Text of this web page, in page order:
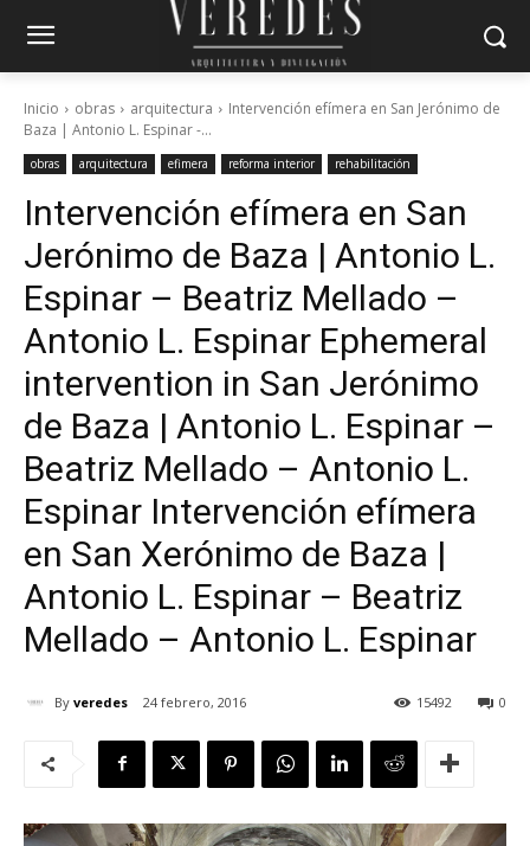
Inicio obras arquitectura
Intervención efímera en San Jerónimo de
Baza | Antonio L. Espinar -...
obras arquitectura efimera reforma interior rehabilitación
Intervención efímera en San
Jerónimo de Baza | Antonio L.
Espinar – Beatriz Mellado –
Antonio L. Espinar Ephemeral
intervention in San Jerónimo
de Baza | Antonio L. Espinar –
Beatriz Mellado – Antonio L.
Espinar Intervención efímera
en San Xerónimo de Baza |
Antonio L. Espinar – Beatriz
Mellado – Antonio L. Espinar
By veredes 24 febrero, 2016 0
15492